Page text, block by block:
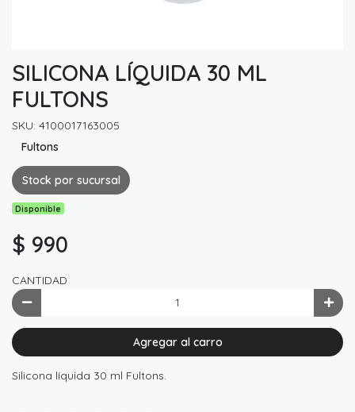
SILICONA LÍQUIDA 30 ML
FULTONS
SKU: 4100017163005
Fultons
Stock por sucursal
Disponible
$ 990
CANTIDAD
Agregar al carro
Silicona líquida 30 ml Fultons.